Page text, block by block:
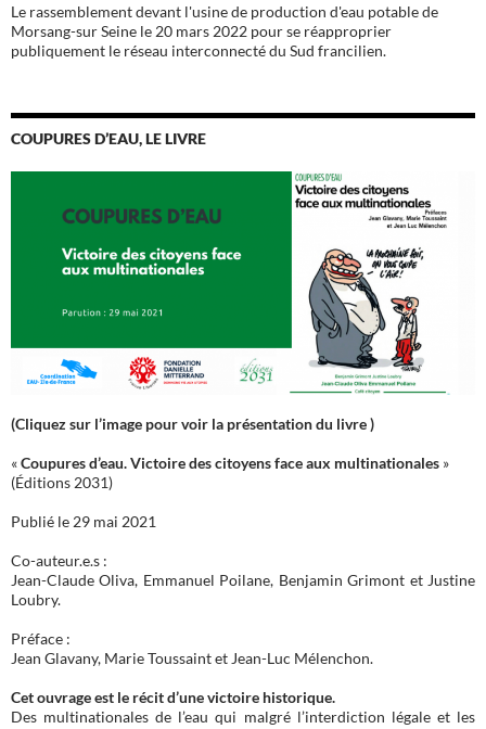
Le rassemblement devant l'usine de production d'eau potable de
Morsang-sur Seine le 20 mars 2022 pour se réapproprier
publiquement le réseau interconnecté du Sud francilien.
COUPURES D’EAU, LE LIVRE
(Cliquez sur l’image pour voir la présentation du livre )
«Coupures d’eau. Victoire des citoyens face aux multinationales »
(Éditions 2031)
Publié le 29 mai 2021
Co-auteur.e.s :
Jean-Claude Oliva, Emmanuel Poilane, Benjamin Grimont et Justine
Loubry.
Préface :
Jean Glavany, Marie Toussaint et Jean-Luc Mélenchon.
Cet ouvrage est le récit d’une victoire historique.
Des multinationales de l’eau qui malgré l’interdiction légale et les